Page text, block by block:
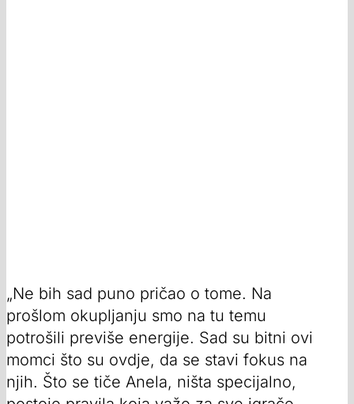
„Ne bih sad puno pričao o tome. Na
prošlom okupljanju smo na tu temu
potrošili previše energije. Sad su bitni ovi
momci što su ovdje, da se stavi fokus na
njih. Što se tiče Anela, ništa specijalno,